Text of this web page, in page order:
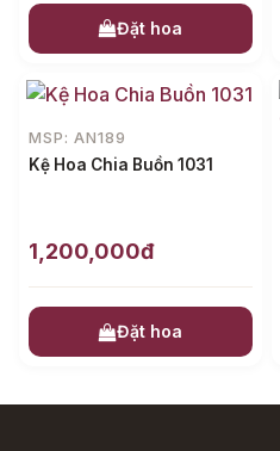
Đặt hoa
MSP: AN189
Kệ Hoa Chia Buồn 1031
1,200,000đ
Đặt hoa